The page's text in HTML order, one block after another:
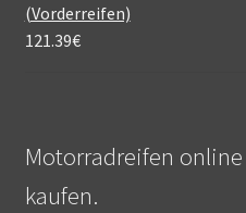
(Vorderreifen)
121.39€
Motorradreifen
kaufen.